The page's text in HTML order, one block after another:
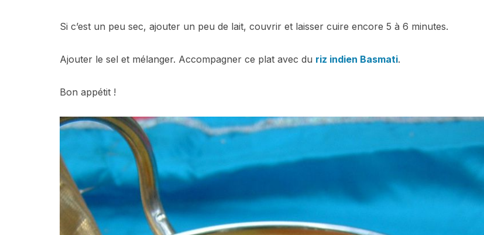
Si c’est un peu sec, ajouter un peu de lait, couvrir et laisser cuire encore 5 à 6 minutes.
Ajouter le sel et mélanger. Accompagner ce plat avec du riz indien Basmati.
Bon appétit !